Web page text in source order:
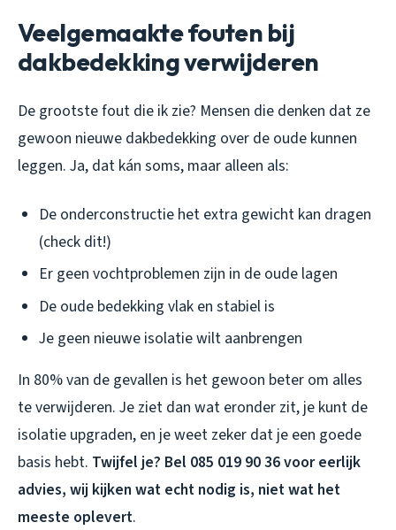
Veelgemaakte fouten bij
dakbedekking verwijderen
De grootste fout die ik zie? Mensen die denken dat ze
gewoon nieuwe dakbedekking over de oude kunnen
leggen. Ja, dat kán soms, maar alleen als:
De onderconstructie het extra gewicht kan dragen
(check dit!)
Er geen vochtproblemen zijn in de oude lagen
De oude bedekking vlak en stabiel is
Je geen nieuwe isolatie wilt aanbrengen
In 80% van de gevallen is het gewoon beter om alles
te verwijderen. Je ziet dan wat eronder zit, je kunt de
isolatie upgraden, en je weet zeker dat je een goede
basis hebt. Twijfel je? Bel 085 019 90 36 voor eerlijk
advies, wij kijken wat echt nodig is, niet wat het
meeste oplevert.